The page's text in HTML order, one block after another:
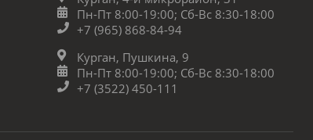
Пн-Пт 8:00-19:00; Сб-Вс 8:30-18:00
+7 (965) 868-84-94
Курган, Пушкина, 9
Пн-Пт 8:00-19:00; Сб-Вс 8:30-18:00
+7 (3522) 450-111